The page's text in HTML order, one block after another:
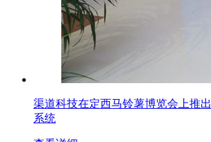
渠道科技在定西马铃薯博览会上推
系统